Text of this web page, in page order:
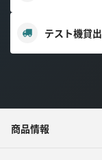
テスト機貸出
商品情報